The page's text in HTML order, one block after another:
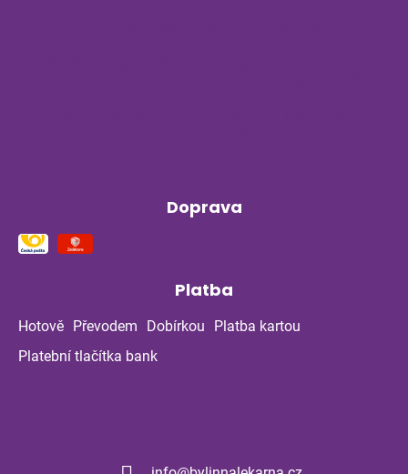
Doprava
Platba
Hotově Převodem Dobírkou
Platba kartou
Platební tlačítka bank